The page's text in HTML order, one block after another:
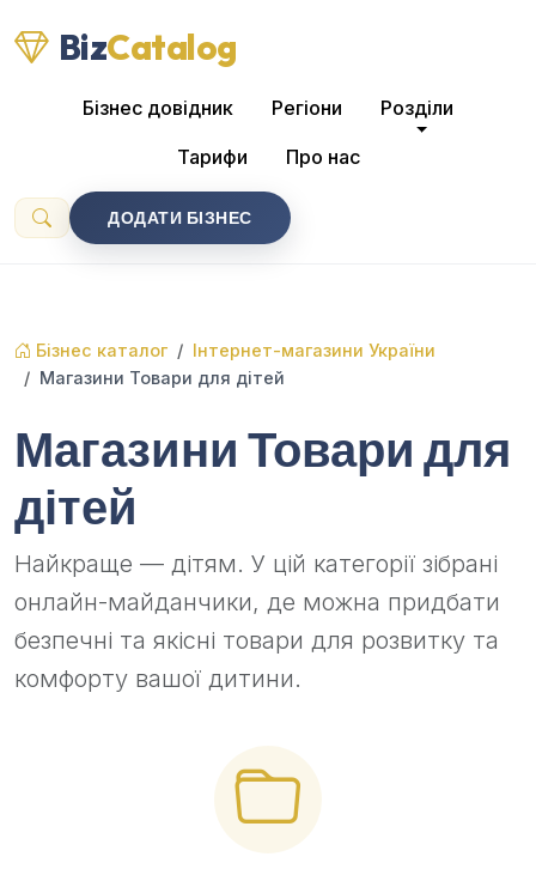
BizCatalog
Бізнес довідник Регіони Розділи
Тарифи Про нас
ДОДАТИ БІЗНЕС
Бізнес каталог
Інтернет-магазини України
Магазини Товари для дітей
Магазини Товари для
дітей
Найкраще — дітям. У цій категорії зібрані
онлайн-майданчики, де можна придбати
безпечні та якісні товари для розвитку та
комфорту вашої дитини.